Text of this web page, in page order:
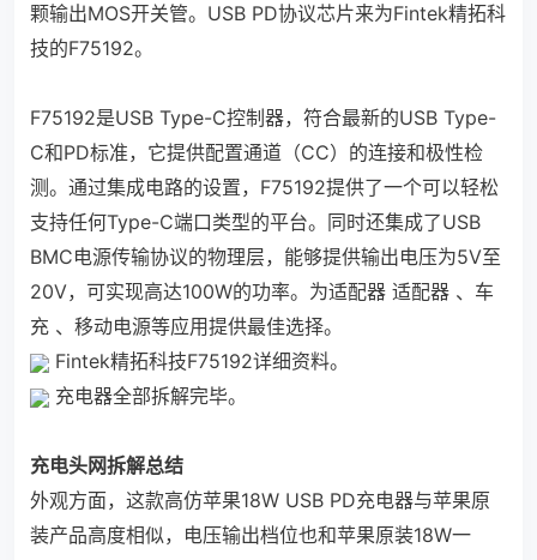
颗输出MOS开关管。USB PD协议芯片来为Fintek精拓科
技的F75192。
F75192是USB Type-C控制器，符合最新的USB Type-
C和PD标准，它提供配置通道（CC）的连接和极性检
测。通过集成电路的设置，F75192提供了一个可以轻松
支持任何Type-C端口类型的平台。同时还集成了USB
BMC电源传输协议的物理层，能够提供输出电压为5V至
20V，可实现高达100W的功率。为适配器 适配器 、车
充 、移动电源等应用提供最佳选择。
Fintek精拓科技F75192详细资料。
充电器全部拆解完毕。
充电头网拆解总结
外观方面，这款高仿苹果18W USB PD充电器与苹果原
装产品高度相似，电压输出档位也和苹果原装18W一